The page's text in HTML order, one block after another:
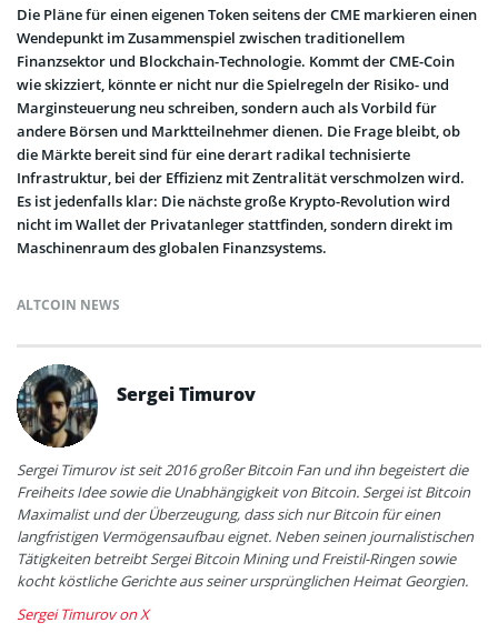
Die Pläne für einen eigenen Token seitens der CME markieren einen
Wendepunkt im Zusammenspiel zwischen traditionellem
Finanzsektor und Blockchain-Technologie. Kommt der CME-Coin
wie skizziert, könnte er nicht nur die Spielregeln der Risiko- und
Marginsteuerung neu schreiben, sondern auch als Vorbild für
andere Börsen und Marktteilnehmer dienen. Die Frage bleibt, ob
die Märkte bereit sind für eine derart radikal technisierte
Infrastruktur, bei der Effizienz mit Zentralität verschmolzen wird.
Es ist jedenfalls klar: Die nächste große Krypto-Revolution wird
nicht im Wallet der Privatanleger stattfinden, sondern direkt im
Maschinenraum des globalen Finanzsystems.
ALTCOIN NEWS
Sergei Timurov
Sergei Timurov ist seit 2016 großer Bitcoin Fan und ihn begeistert die
Freiheits Idee sowie die Unabhängigkeit von Bitcoin. Sergei ist Bitcoin
Maximalist und der Überzeugung, dass sich nur Bitcoin für einen
langfristigen Vermögensaufbau eignet. Neben seinen journalistischen
Tätigkeiten betreibt Sergei Bitcoin Mining und Freistil-Ringen sowie
kocht köstliche Gerichte aus seiner ursprünglichen Heimat Georgien.
Sergei Timurov on X